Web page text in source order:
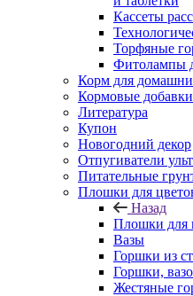
Кассеты
Торфяные
Фитолампы
Корм для
Кормовые добавки
Литература
Купон
Новогодний декор
Отпугиватели
Питательные
Плошки для
Назад
Плошки для
Вазы
Горшки из
Горшки,
Жестяные